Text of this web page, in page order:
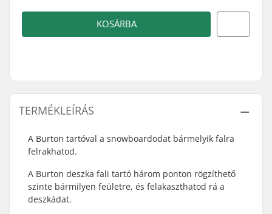
KOSÁRBA
TERMÉKLEÍRÁS
A Burton tartóval a snowboardodat bármelyik falra
felrakhatod.
A Burton deszka fali tartó három ponton rögzíthető
szinte bármilyen feületre, és felakaszthatod rá a
deszkádat.